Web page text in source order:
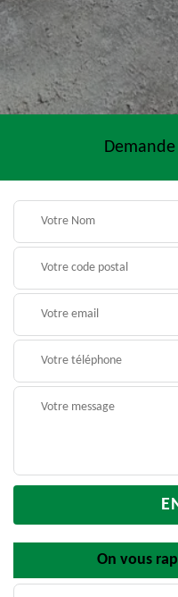
On vous